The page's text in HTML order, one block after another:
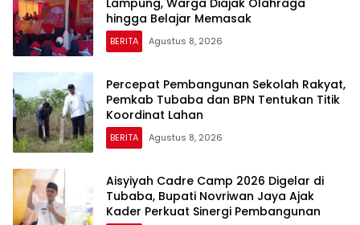
hingga Belajar Memasak
BERITA Agustus 8, 2026
Percepat Pembangunan Sekolah Rakyat,
Pemkab Tubaba dan BPN Tentukan Titik
Koordinat Lahan
BERITA Agustus 8, 2026
Aisyiyah Cadre Camp 2026 Digelar di
Tubaba, Bupati Novriwan Jaya Ajak
Kader Perkuat Sinergi Pembangunan